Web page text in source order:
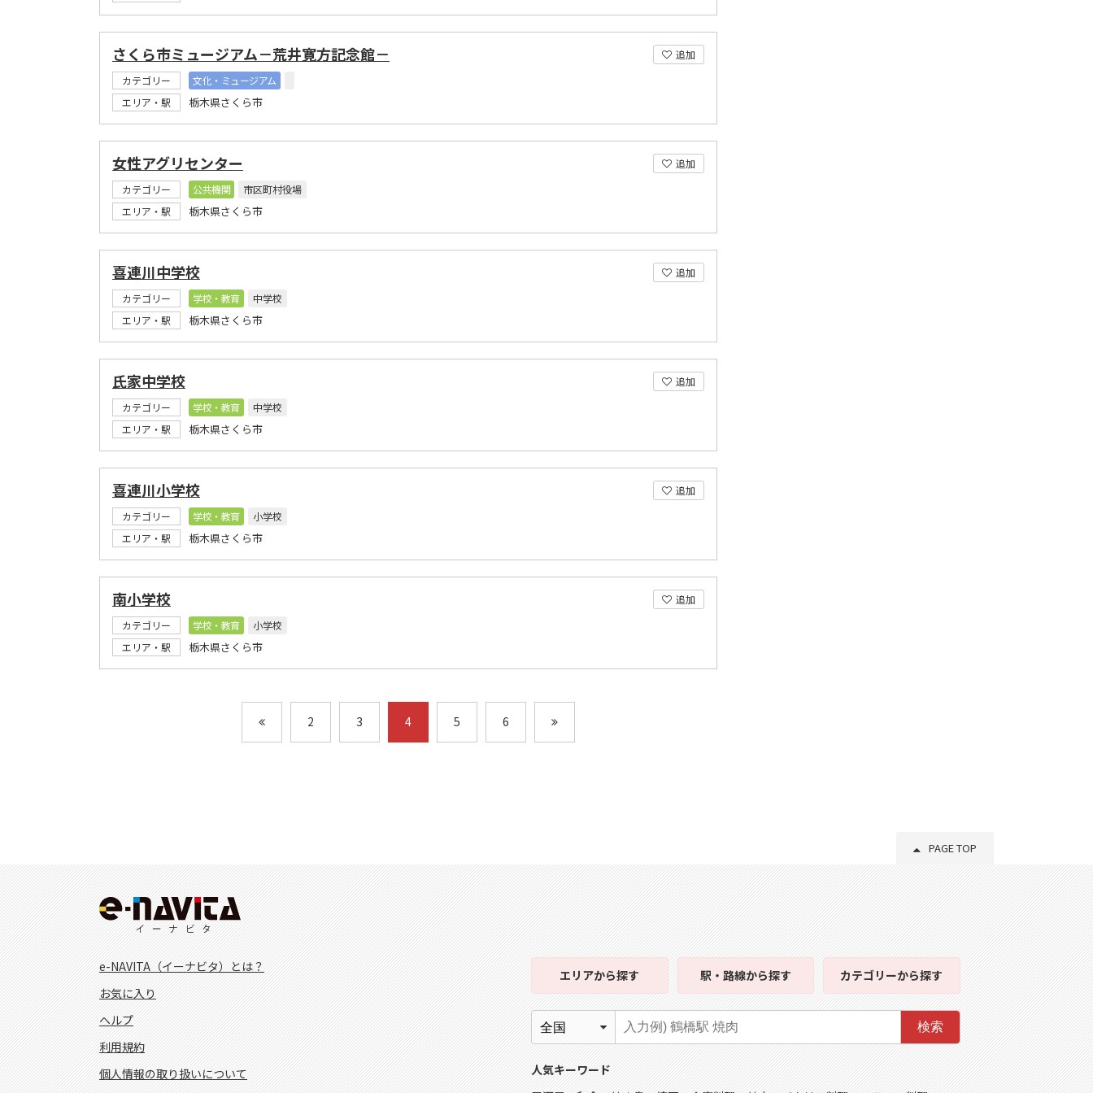
追加
さくら市ミュージアム－荒井寛方記念館－
カテゴリー
文化・ミュージアム
エリア・駅
栃木県さくら市
追加
女性アグリセンター
カテゴリー 公共機関
市区町村役場
エリア・駅
栃木県さくら市
追加
喜連川中学校
カテゴリー 学校・教育
中学校
エリア・駅
栃木県さくら市
追加
氏家中学校
カテゴリー 学校・教育
中学校
エリア・駅
栃木県さくら市
追加
喜連川小学校
カテゴリー 学校・教育
小学校
エリア・駅
栃木県さくら市
追加
南小学校
カテゴリー 学校・教育
小学校
エリア・駅
栃木県さくら市
2 3 4 5 6
PAGE TOP
e-NAVITA（イーナビタ）とは？
お気に入り
ヘルプ
利用規約
個人情報の取り扱いについて
エリアから探す 駅・路線から探す カテゴリーから探す
検索
人気キーワード